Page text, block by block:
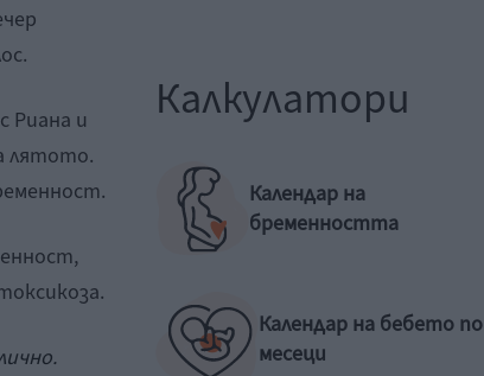
Риана и
лятото.
Калкулатори
Календар на
бременността
Календар на бебето по
месеци